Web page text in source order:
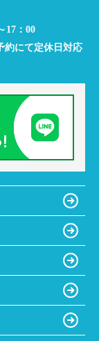
17：00
にて定休日対応